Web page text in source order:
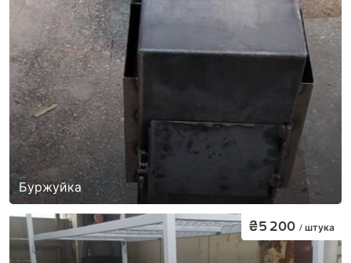
Буржуйка
₴5 200 / штука